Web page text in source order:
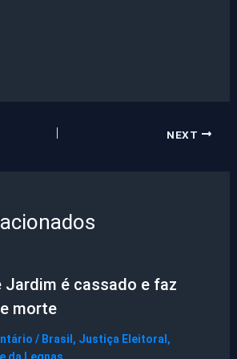
NEXT
Jardim é cassado e faz
morte
/ Brasil , Justiça Eleitoral ,